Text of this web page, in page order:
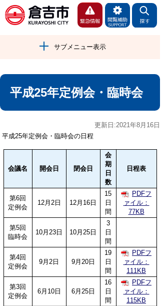
サブメニュー表示
平成25年定例会・臨時会
更新日:2021年8月16日
平成25年定例会・臨時会の日程
会議名 開会日 閉会日
会
期
日
数
日程表
第6回
定例会
12月2日 12月16日
15
日
間
PDFフ
ァイル：
77KB
第5回
臨時会
10月23日 10月25日
3
日
間
第4回
定例会
9月2日 9月20日
19
日
間
PDFフ
ァイル：
111KB
第3回
定例会
6月10日 6月25日
16
日
間
PDFフ
ァイル：
115KB